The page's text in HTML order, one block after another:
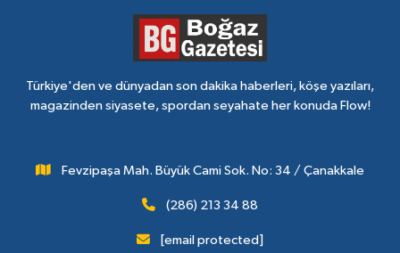
Türkiye'den ve dünyadan son dakika haberleri, köşe yazıları,
magazinden siyasete, spordan seyahate her konuda Flow!
Fevzipaşa Mah. Büyük Cami Sok. No: 34 / Çanakkale
(286) 213 34 88
[email protected]